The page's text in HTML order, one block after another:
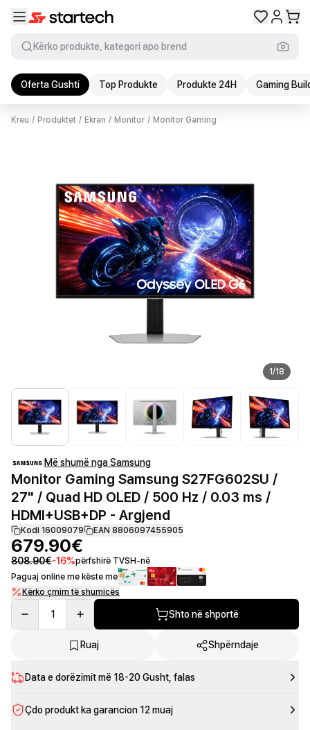
Kërko produkte, kategori apo brend
Oferta Gushti Top Produkte Produkte 24H Gaming
Kreu / Produktet / Ekran / Monitor / Monitor Gaming
1/18
Më shumë nga Samsung
Monitor Gaming Samsung S27FG602SU /
27" / Quad HD OLED / 500 Hz / 0.03 ms /
HDMI+USB+DP - Argjend
Kodi 16009079 EAN 8806097455905
679.90€
808.90€-16%përfshirë TVSH-në
Paguaj online me këste me
Kërko çmim të shumicës
1 Shto në shportë
Ruaj Shpërndaje
Data e dorëzimit më 18-20 Gusht , falas
Çdo produkt ka garancion 12 muaj